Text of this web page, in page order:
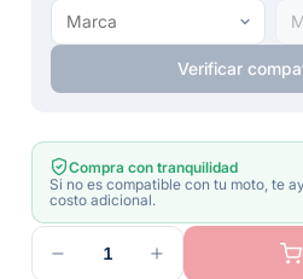
Verificar
Compra con tranquilidad
Si no es compatible con tu moto, te
costo adicional.
1